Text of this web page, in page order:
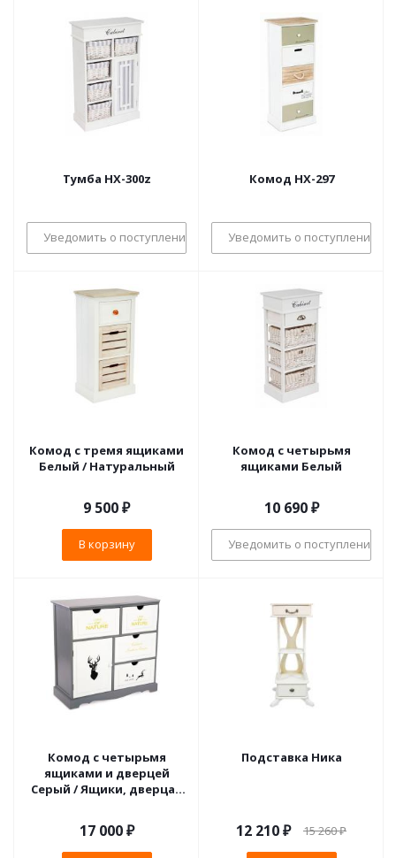
Тумба HX-300z
Уведомить о поступлении
Комод HX-297
Уведомить о поступлении
Комод с тремя ящиками
Белый / Натуральный
9 500₽
В корзину
Комод с четырьмя
ящиками Белый
10 690₽
Уведомить о поступлении
Комод с четырьмя
ящиками и дверцей
Серый / Ящики, дверца -
17 000₽
Подставка Ника
12 210₽ 15 260₽